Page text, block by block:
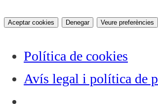
Aceptar cookies Denegar Veure preferències
Política de cookies
Avís legal i política de